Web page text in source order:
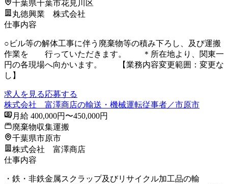
千葉県千葉市花見川区
丸徳興業 株式会社
仕事内容
○ビル等の解体工事に伴う廃棄物等の積み下ろし、及び運搬
作業を 行っていただきます。 ＊所在地より、関東一
円の各現場へ向かいます。 【業務内容変更範囲：変更な
し】
求人を見る応募する
株式会社 富澤商店の輸送・機械運転従事者／市原市
月給 400,000円〜450,000円
廃棄物収集運搬
千葉県市原市
株式会社 富澤商店
仕事内容
・鉄・非鉄金属スクラップ及びリサイクル加工品の輸